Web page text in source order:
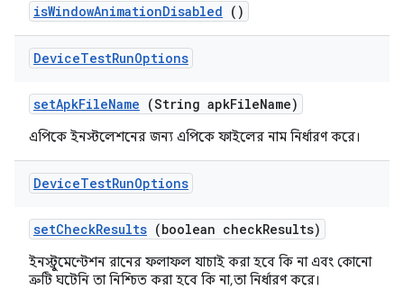
isWindowAnimationDisabled ()
DeviceTestRunOptions
setApkFileName (String apkFileName)
এপিকে ইনস্টলেশনের জন্য এপিকে ফাইলের নাম নির্ধারণ করে।
DeviceTestRunOptions
setCheckResults (boolean checkResults)
ইনস্ট্রুমেন্টেশন রানের ফলাফল যাচাই করা হবে কি না এবং কোনো
ত্রুটি ঘটেনি তা নিশ্চিত করা হবে কি না, তা নির্ধারণ করে।